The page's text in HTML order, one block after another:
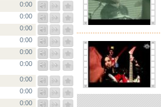
0:00
0:00
0:00
0:00
0:00
0:00
0:00
0:00
0:00